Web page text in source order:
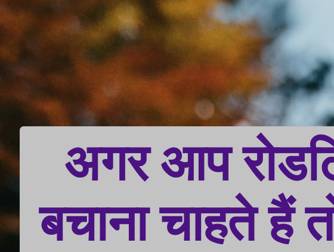
अगर आप
बचाना चाहते हैं